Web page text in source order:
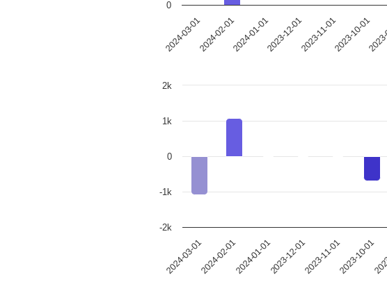
2024-03-012024-02-012024-01-012023-12-012023-11-012023-10-01
0
2024-03-012024-02-012024-01-012023-12-012023-11-012023-10-01
-1k
0
1k
-2k
2k